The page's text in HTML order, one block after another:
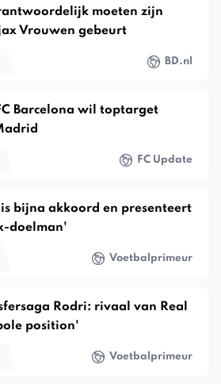
moeten zijn
Vrouwen gebeurt
BD.nl
Barcelona wil toptarget
FC Update
bijna akkoord en presenteert
doelman'
Voetbalprimeur
Rodri: rivaal van Real
position'
Voetbalprimeur